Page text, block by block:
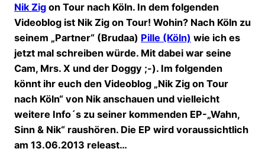
Nik Zig on Tour nach Köln. In dem folgenden
Videoblog ist Nik Zig on Tour! Wohin? Nach Köln zu
seinem „Partner“ (Brudaa) Pille (Köln) wie ich es
jetzt mal schreiben würde. Mit dabei war seine
Cam, Mrs. X und der Doggy ;-). Im folgenden
könnt ihr euch den Videoblog „Nik Zig on Tour
nach Köln“ von Nik anschauen und vielleicht
weitere Info´s zu seiner kommenden EP-„Wahn,
Sinn & Nik“ raushören. Die EP wird voraussichtlich
am 13.06.2013 releast…